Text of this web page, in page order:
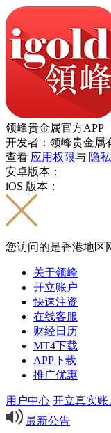
领峰贵金属官方APP
开发者：领峰贵金属
查看 应用权限与 隐
安卓版本：
iOS 版本：
您访问的是香港地区
关于领峰
开立账户
快速注资
在线客服
财经日历
MT4下载
APP下载
推广优惠
用户中心 开立真实账
最新公告